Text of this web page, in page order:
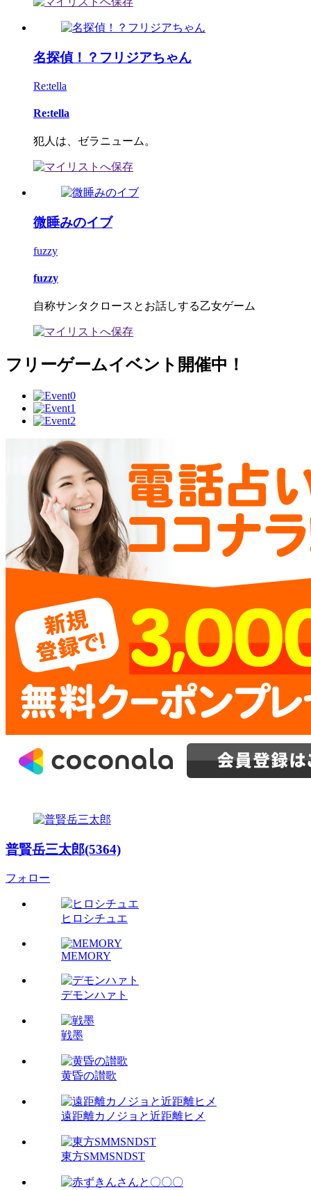
名探偵！？フリジアちゃん
Re:tella
Re:tella
犯人は、ゼラニューム。
微睡みのイブ
fuzzy
fuzzy
自称サンタクロースとお話しする乙女ゲーム
フリーゲームイベント開催中！
普賢岳三太郎(5364)
フォロー
ヒロシチュエ
MEMORY
デモンハァト
戦墨
黄昏の讃歌
遠距離カノジョと近距離ヒメ
東方SMMSNDST